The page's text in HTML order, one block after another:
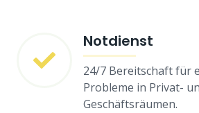
Notdienst
24/7 Bereitschaft für
Probleme in Privat-
Geschäftsräumen.